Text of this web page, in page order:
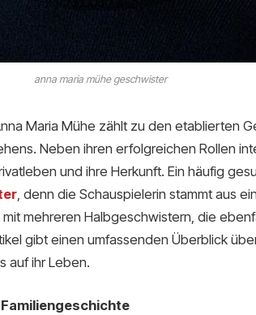
anna maria mühe geschwister
Maria Mühe zählt zu den etablierten
Neben ihren erfolgreichen Rollen
und ihre Herkunft. Ein häufig
, denn die Schauspielerin stammt aus
mehreren Halbgeschwistern, die
gibt einen umfassenden Überblick
auf ihr Leben.